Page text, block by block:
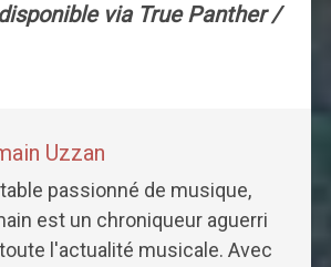
via True Panther /
Uzzan
passionné de musique,
est un chroniqueur aguerri
l'actualité musicale. Avec